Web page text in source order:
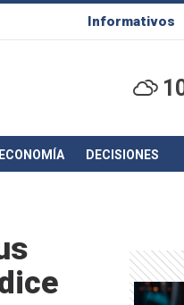
Informativos
ECONOMÍA DECISIONES